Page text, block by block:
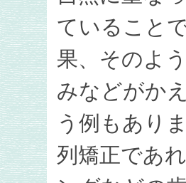
ていること
果、そのよ
みなどがか
う例もあり
列矯正であ